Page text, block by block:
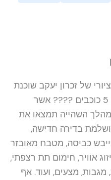
של זכרון יעקב שוכנת
דירת הנופש החלומית, דירת 5 כוכבים ???? אשר
השהייה תמצאו את
בדירה חדישה,
כביסה, מטבח מאובזר
אוויר, חימום תת רצפתי,
מגבות, מצעים, ועוד. אף